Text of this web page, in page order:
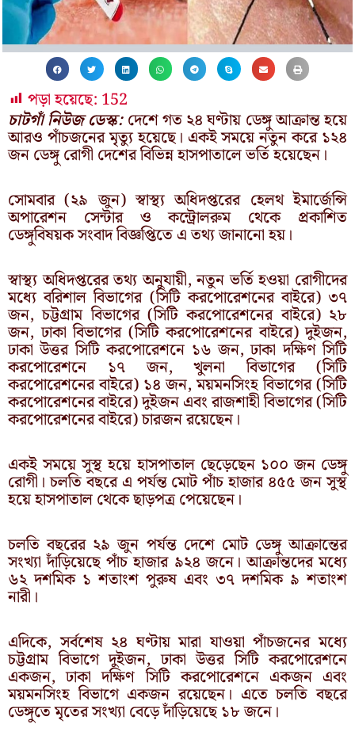
পড়া হয়েছে: 152
চাটগাঁ নিউজ ডেস্ক:দেশে গত ২৪ ঘণ্টায় ডেঙ্গু আক্রান্ত হয়ে
আরও পাঁচজনের মৃত্যু হয়েছে। একই সময়ে নতুন করে ১২৪
জন ডেঙ্গু রোগী দেশের বিভিন্ন হাসপাতালে ভর্তি হয়েছেন।
সোমবার (২৯ জুন) স্বাস্থ্য অধিদপ্তরের হেলথ ইমার্জেন্সি
অপারেশন সেন্টার ও কন্ট্রোলরুম থেকে প্রকাশিত
ডেঙ্গুবিষয়ক সংবাদ বিজ্ঞপ্তিতে এ তথ্য জানানো হয়।
স্বাস্থ্য অধিদপ্তরের তথ্য অনুযায়ী, নতুন ভর্তি হওয়া রোগীদের
মধ্যে বরিশাল বিভাগের (সিটি করপোরেশনের বাইরে) ৩৭
জন, চট্টগ্রাম বিভাগের (সিটি করপোরেশনের বাইরে) ২৮
জন, ঢাকা বিভাগের (সিটি করপোরেশনের বাইরে) দুইজন,
ঢাকা উত্তর সিটি করপোরেশনে ১৬ জন, ঢাকা দক্ষিণ সিটি
করপোরেশনে ১৭ জন, খুলনা বিভাগের (সিটি
করপোরেশনের বাইরে) ১৪ জন, ময়মনসিংহ বিভাগের (সিটি
করপোরেশনের বাইরে) দুইজন এবং রাজশাহী বিভাগের (সিটি
করপোরেশনের বাইরে) চারজন রয়েছেন।
একই সময়ে সুস্থ হয়ে হাসপাতাল ছেড়েছেন ১০০ জন ডেঙ্গু
রোগী। চলতি বছরে এ পর্যন্ত মোট পাঁচ হাজার ৪৫৫ জন সুস্থ
হয়ে হাসপাতাল থেকে ছাড়পত্র পেয়েছেন।
চলতি বছরের ২৯ জুন পর্যন্ত দেশে মোট ডেঙ্গু আক্রান্তের
সংখ্যা দাঁড়িয়েছে পাঁচ হাজার ৯২৪ জনে। আক্রান্তদের মধ্যে
৬২ দশমিক ১ শতাংশ পুরুষ এবং ৩৭ দশমিক ৯ শতাংশ
নারী।
এদিকে, সর্বশেষ ২৪ ঘণ্টায় মারা যাওয়া পাঁচজনের মধ্যে
চট্টগ্রাম বিভাগে দুইজন, ঢাকা উত্তর সিটি করপোরেশনে
একজন, ঢাকা দক্ষিণ সিটি করপোরেশনে একজন এবং
ময়মনসিংহ বিভাগে একজন রয়েছেন। এতে চলতি বছরে
ডেঙ্গুতে মৃতের সংখ্যা বেড়ে দাঁড়িয়েছে ১৮ জনে।